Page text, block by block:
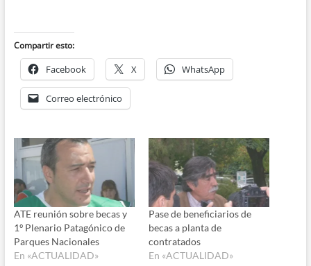
Compartir esto:
Facebook X WhatsApp
Correo electrónico
ATE reunión sobre becas y
1º Plenario Patagónico de
Parques Nacionales
En «ACTUALIDAD»
Pase de beneficiarios de
becas a planta de
contratados
En «ACTUALIDAD»